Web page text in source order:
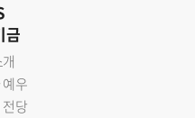
금
우
당